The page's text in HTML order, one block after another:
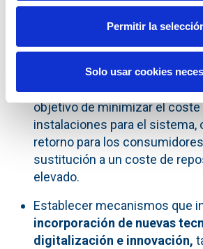
Permitir la
Solo usar cookies
energía y clima, con una
predecible, que otorgue
Establecer un esquema de
que permitamantener en
instalacionesque agotan su
objetivo de minimizar el
instalaciones para el sistema,
retorno para los
sustitución a un coste de
elevado.
Establecer mecanismos que
incorporación de nuevas
digitalización e innovación,